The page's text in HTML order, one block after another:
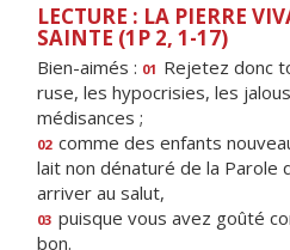
LECTURE : LA PIERRE
SAINTE (1P 2, 1-17)
Bien-aimés : 01 Rejetez donc
ruse, les hypocrisies, les
médisances ;
02 comme des enfants
lait non dénaturé de la Parole
arriver au salut,
03 puisque vous avez goûté
bon.